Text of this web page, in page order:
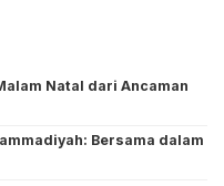
Natal dari Ancaman
Bersama dalam